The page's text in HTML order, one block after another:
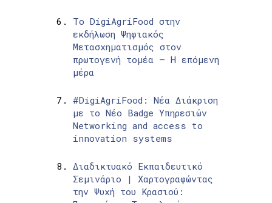
Το DigiAgriFood στην
εκδήλωση Ψηφιακός
Μετασχηματισμός στον
πρωτογενή τομέα – Η επόμενη
μέρα
#DigiAgriFood: Νέα Διάκριση
με το Νέο Badge Υπηρεσιών
Networking and access to
innovation systems
Διαδικτυακό Εκπαιδευτικό
Σεμινάριο | Χαρτογραφώντας
την Ψυχή του Κρασιού: